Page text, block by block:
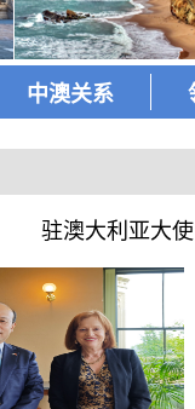
中澳关系
驻澳大利亚大